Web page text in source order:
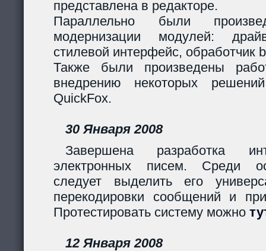
представлена в редакторе.
Параллельно были
модернизации модулей:
стилевой интерфейс, обработчик
Также были произведены
внедрению некоторых
QuickFox.
30 Января 2008
Завершена разработка
электронных писем. Среди
следует выделить его
перекодировки сообщений и
Протестировать систему можно
12 Января 2008